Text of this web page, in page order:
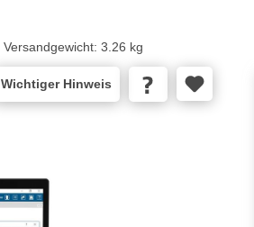
Versandgewicht: 3.26 kg
Wichtiger Hinweis